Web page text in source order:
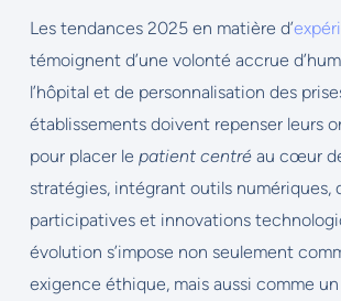
Les tendances 2025 en matière d’
témoignent d’une volonté accrue
l’hôpital et de personnalisation des
établissements doivent repenser leurs
pour placer le patient centréau cœur
stratégies, intégrant outils numériques,
participatives et innovations
évolution s’impose non seulement
exigence éthique, mais aussi comme